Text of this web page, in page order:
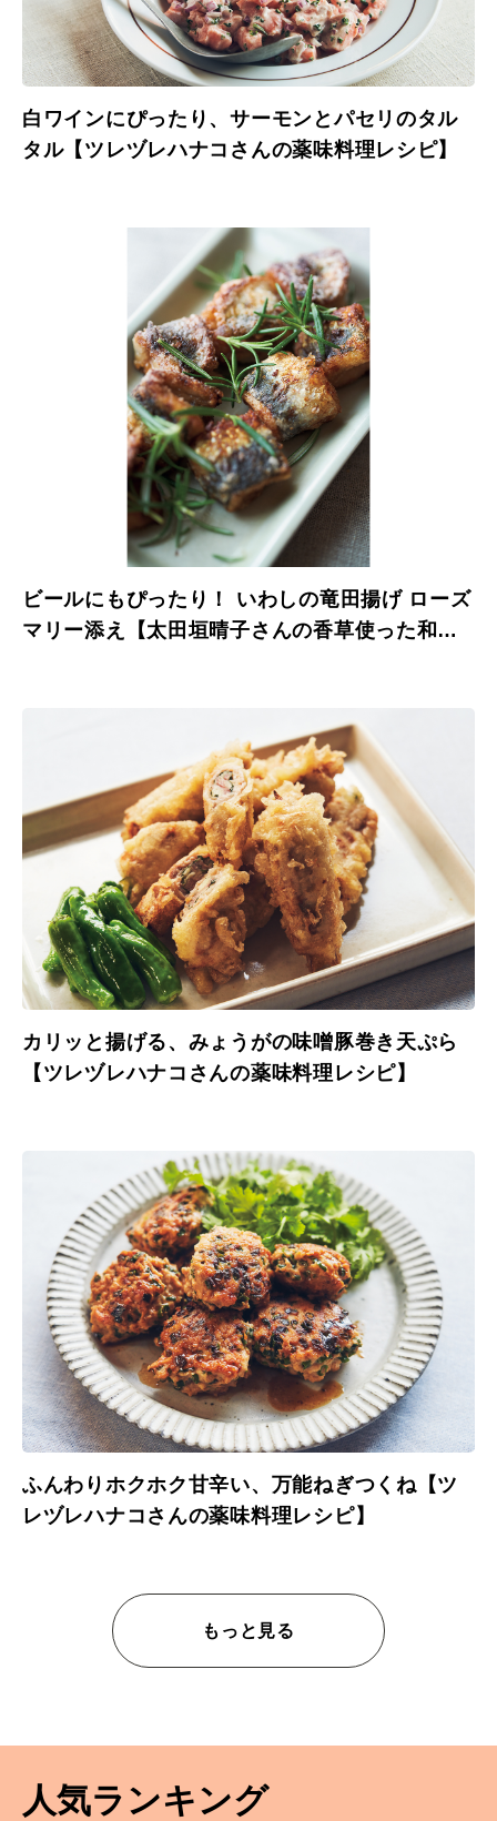
白ワインにぴったり、サーモンとパセリのタル
タル【ツレヅレハナコさんの薬味料理レシピ】
ビールにもぴったり！ いわしの竜田揚げ ローズ
マリー添え【太田垣晴子さんの香草使った和風
カリッと揚げる、みょうがの味噌豚巻き天ぷら
【ツレヅレハナコさんの薬味料理レシピ】
ふんわりホクホク甘辛い、万能ねぎつくね【ツ
レヅレハナコさんの薬味料理レシピ】
もっと見る
人気ランキング